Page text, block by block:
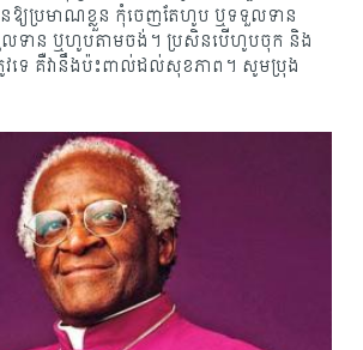
យប្រមាណខ្លួន កុំចេញតែហូប ឬទទួលទាន
លទាន ឬហូបតាមចង់។ ប្រសិនបើហូបចុក និង
ទេ គឺវានឹងប៉ះពាល់ដល់សុខភាព។ សូមប្រុង